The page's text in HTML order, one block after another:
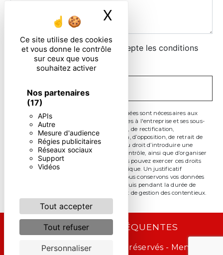
Ce site utilise des cookies
et vous donne le contrôle
sur ceux que vous
souhaitez activer
Nos partenaires
(17)
APIs
Autre
Mesure d'audience
Régies publicitaires
Réseaux sociaux
Support
Vidéos
Tout accepter
Tout refuser
Personnaliser
X
En cochant cette case, j'accepte les conditions
particulières ci-dessous **
** Les données personnelles communiquées sont nécessaires aux
fins de vous contacter. Elles sont destinées à l'entreprise et ses sous-
traitants. Vous disposez de droits d’accès, de rectification,
d’effacement, de portabilité, de limitation, d’opposition, de retrait de
votre consentement à tout moment et du droit d’introduire une
réclamation auprès d’une autorité de contrôle, ainsi que d’organiser
le sort de vos données post-mortem. Vous pouvez exercer ces droits
par voie postale ou par courrier électronique. Un justificatif
d'identité pourra vous être demandé. Nous conservons vos données
pendant la période de prise de contact puis pendant la durée de
prescription légale aux fins probatoire et de gestion des contentieux.
RECHERCHES FRÉQUENTES
Vistalid- 2026 - Tous droits réservés - Mentions